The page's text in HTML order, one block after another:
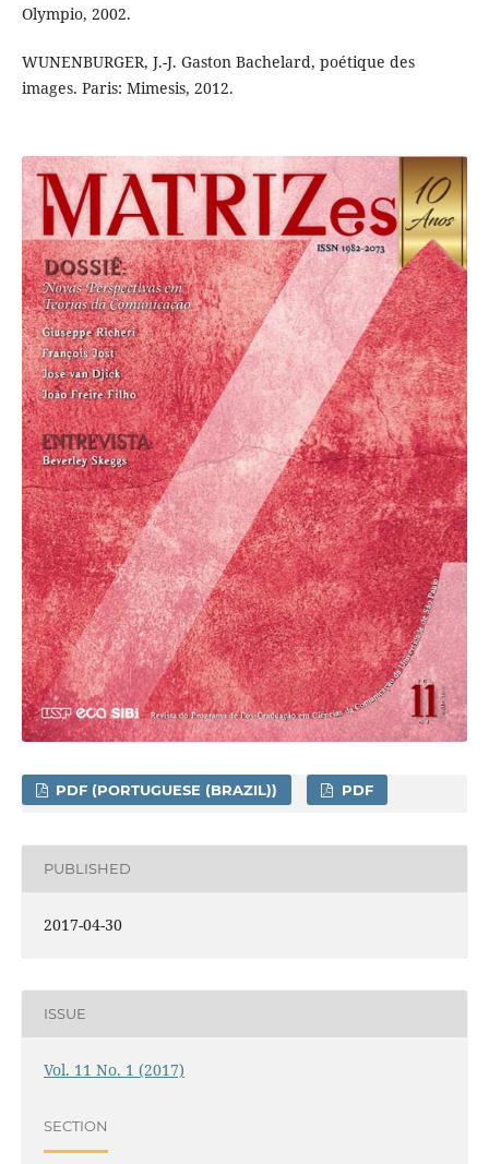
Olympio, 2002.
WUNENBURGER, J.-J. Gaston Bachelard, poétique des
images. Paris: Mimesis, 2012.
PDF (PORTUGUESE (BRAZIL)) PDF
PUBLISHED
2017-04-30
ISSUE
Vol. 11 No. 1 (2017)
SECTION